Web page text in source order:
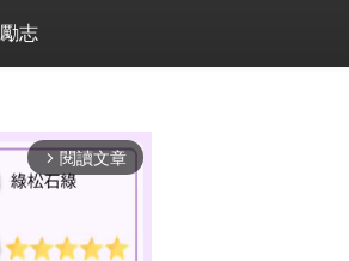
勵志
arrow_forward_ios 閱讀文章